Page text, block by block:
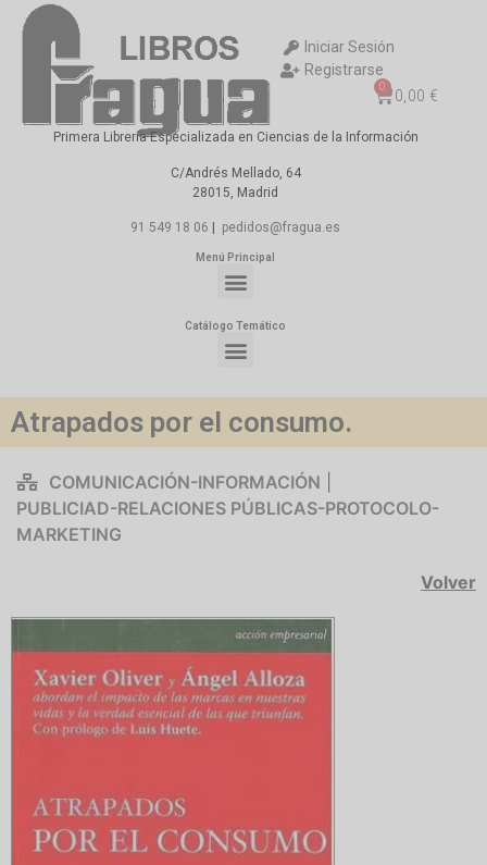
Iniciar Sesión
Registrarse
0,00 €
0
Primera Librería Especializada en Ciencias de la Información
C/Andrés Mellado, 64
28015, Madrid
91 549 18 06 pedidos@fragua.es
Menú Principal
Catálogo Temático
Atrapados por el consumo.
COMUNICACIÓN-INFORMACIÓN
PUBLICIAD-RELACIONES PÚBLICAS-PROTOCOLO-
MARKETING
Volver